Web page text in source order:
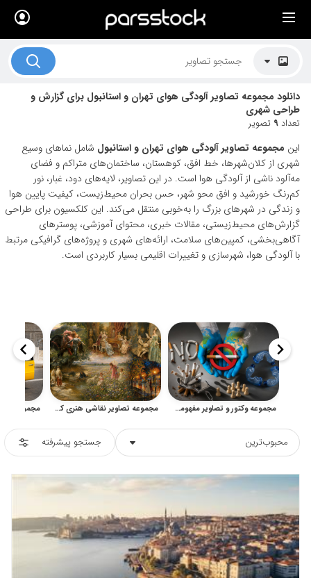
دانلود مجموعه تصاویر آلودگی هوای تهران و استانبول برای گزارش و
طراحی شهری
تعداد 9 تصویر
این مجموعه تصاویر آلودگی هوای تهران و استانبول شامل نماهای وسیع
شهری از کلان‌شهرها، خط افق، کوهستان، ساختمان‌های متراکم و فضای
مه‌آلود ناشی از آلودگی هوا است. در این تصاویر، لایه‌های دود، غبار، نور
کم‌رنگ خورشید و افق محو شهر، حس بحران محیط‌زیست، کیفیت پایین هوا
و زندگی در شهرهای بزرگ را به‌خوبی منتقل می‌کند. این کلکسیون برای طراحی
گزارش‌های محیط‌زیستی، مقالات خبری، محتوای آموزشی، پوسترهای
آگاهی‌بخشی، کمپین‌های سلامت، ارائه‌های شهری و پروژه‌های گرافیکی مرتبط
با آلودگی هوا، شهرسازی و تغییرات اقلیمی بسیار کاربردی است.
مجموعه وکتور و تصاویر مفهومی بازیافت و ترک سیگار مجموعه تصاویر نقاشی هنری کلاسیک، پرتره، گل و منظره شهری
محبوب‌ترین جستجو پیشرفته
× لیست قیمت ها
موضوعات تصاویر
هنرمندان ایرانی
کسب درآمد از فروش تصاویر
021 28428845
تماس با ما